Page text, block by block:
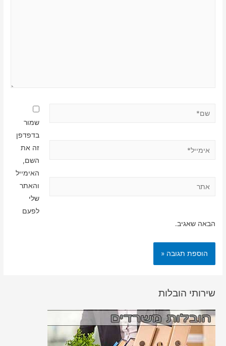
שמור
בדפדפן
זה את
השם,
האימייל
והאתר
שלי
לפעם
הבאה שאגיב.
שירותי הובלות